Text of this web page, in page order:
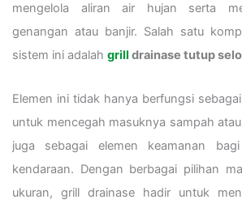
mengelola aliran air hujan serta
genangan atau banjir. Salah satu
sistem ini adalah grill drainase tutup
Elemen ini tidak hanya berfungsi
untuk mencegah masuknya sampah
juga sebagai elemen keamanan
kendaraan. Dengan berbagai pilihan
ukuran, grill drainase hadir untuk